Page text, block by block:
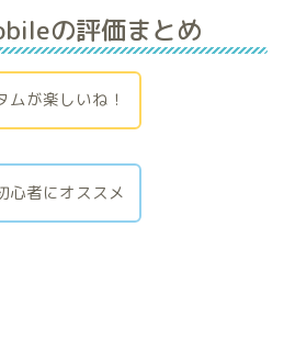
の評価まとめ
ムが楽しいね！
心者にオススメ